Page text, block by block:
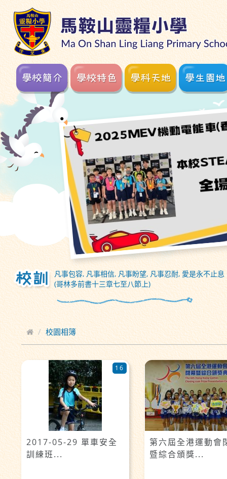
凡事包容, 凡事相信, 凡事盼望, 凡事忍耐, 愛是永不止息
(哥林多前書十三章七至八節上)
校園相簿
2017-05-29 單車安全
訓練班...
16
第六屆全港運動會
暨綜合頒獎...